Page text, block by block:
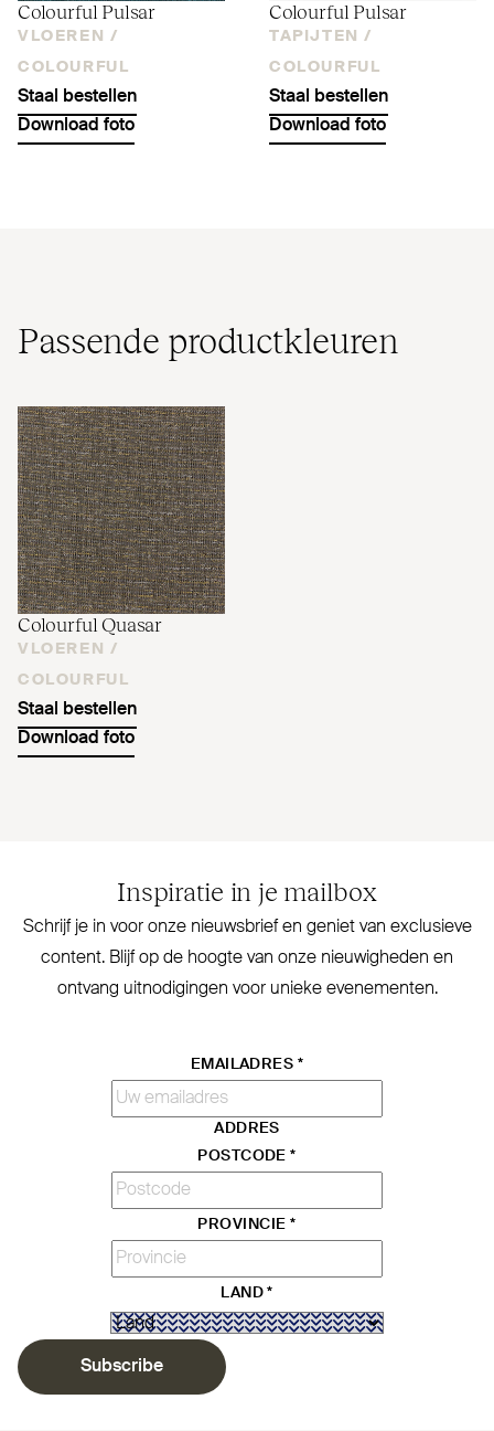
Colourful Pulsar
VLOEREN /
COLOURFUL
Staal bestellen
Download foto
Colourful Pulsar
TAPIJTEN /
COLOURFUL
Staal bestellen
Download foto
Passende pro­duct­kleuren
Colourful Quasar
VLOEREN /
COLOURFUL
Staal bestellen
Download foto
Inspiratie in je mailbox
Schrijf je in voor onze nieuwsbrief en geniet van exclusieve
content. Blijf op de hoogte van onze nieu­wigheden en
ontvang uit­no­digingen voor unieke evenementen.
EMAILADRES *
ADDRES
POSTCODE*
PROVINCIE*
LAND*
Subscribe